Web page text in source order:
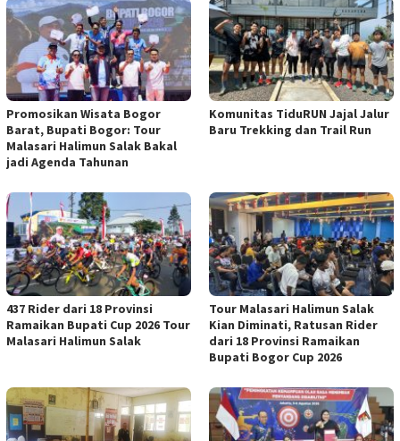
Promosikan Wisata Bogor
Barat, Bupati Bogor: Tour
Malasari Halimun Salak Bakal
jadi Agenda Tahunan
Komunitas TiduRUN Jajal Jalur
Baru Trekking dan Trail Run
437 Rider dari 18 Provinsi
Ramaikan Bupati Cup 2026 Tour
Malasari Halimun Salak
Tour Malasari Halimun Salak
Kian Diminati, Ratusan Rider
dari 18 Provinsi Ramaikan
Bupati Bogor Cup 2026